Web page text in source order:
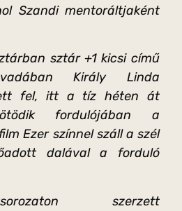
Szandi mentoráltjaként
sztár +1 kicsi című
Király Linda
fel, itt a tíz héten át
fordulójában a
Ezer színnel száll a szél
dalával a forduló
szerzett